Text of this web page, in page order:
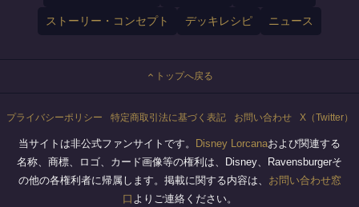
ストーリー・コンセプト デッキレシピ ニュース
トップへ戻る
プライバシーポリシー 特定商取引法に基づく表記 お問い合わせ X（Twitter）
当サイトは非公式ファンサイトです。 Disney Lorcanaおよび関連する
名称、商標、ロゴ、カード画像等の権利は、Disney、Ravensburgerそ
の他の各権利者に帰属します。掲載に関する内容は、 お問い合わせ窓
口 よりご連絡ください。